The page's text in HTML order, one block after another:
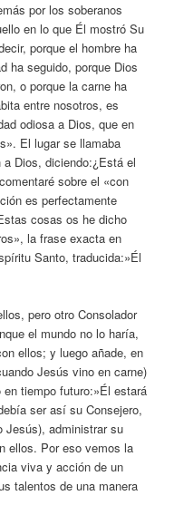
por los soberanos
en lo que Él mostró Su
porque el hombre ha
ha seguido, porque Dios
o porque la carne ha
entre nosotros, es
odiosa a Dios, que en
El lugar se llamaba
Dios, diciendo:¿Está el
sobre el «con
es perfectamente
cosas os he dicho
la frase exacta en
Santo, traducida:»Él
pero otro Consolador
el mundo no lo haría,
ellos; y luego añade, en
Jesús vino en carne)
tiempo futuro:»Él estará
ser así su Consejero,
Jesús), administrar su
ellos. Por eso vemos la
viva y acción de un
talentos de una manera